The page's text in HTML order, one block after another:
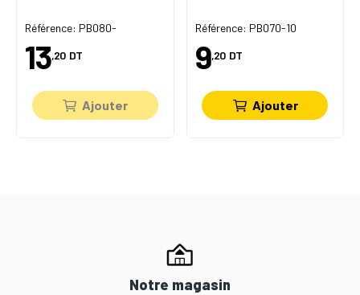
Référence: PB080-
13,20 DT
Ajouter
Référence: PB070-10
9,20 DT
Ajouter
Notre magasin